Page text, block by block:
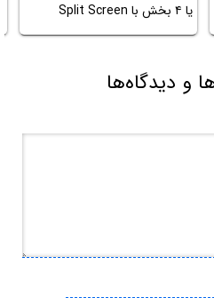
یا ۴ بخش با Split Screen
و دیدگاه‌ها